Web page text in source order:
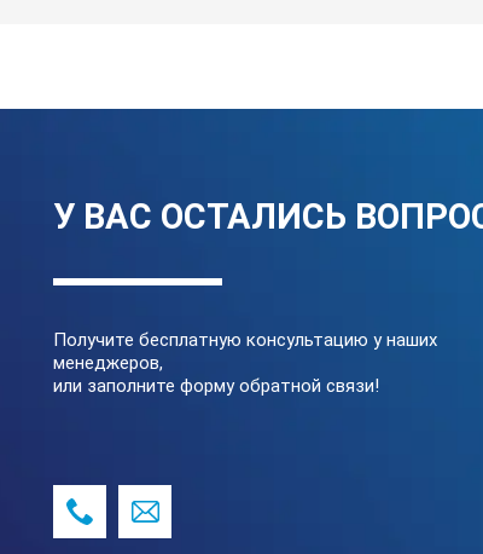
Тип запуска
Автономная работа на 75% нагрузки без дозаправ (ч)
Количество розеток 400В
Количество розеток 220В
Модель двигателя
У ВАС ОСТАЛИСЬ
Получите бесплатную консультацию у наших
менеджеров,
или заполните форму обратной связи!